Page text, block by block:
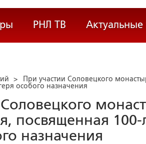
РНЛ ТВ
>
При участии Соловецкого
особого назначения
посвященная 100-
назначения